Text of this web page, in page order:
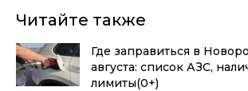
Читайте также
Где заправиться в
августа: список АЗС,
лимиты(0+)